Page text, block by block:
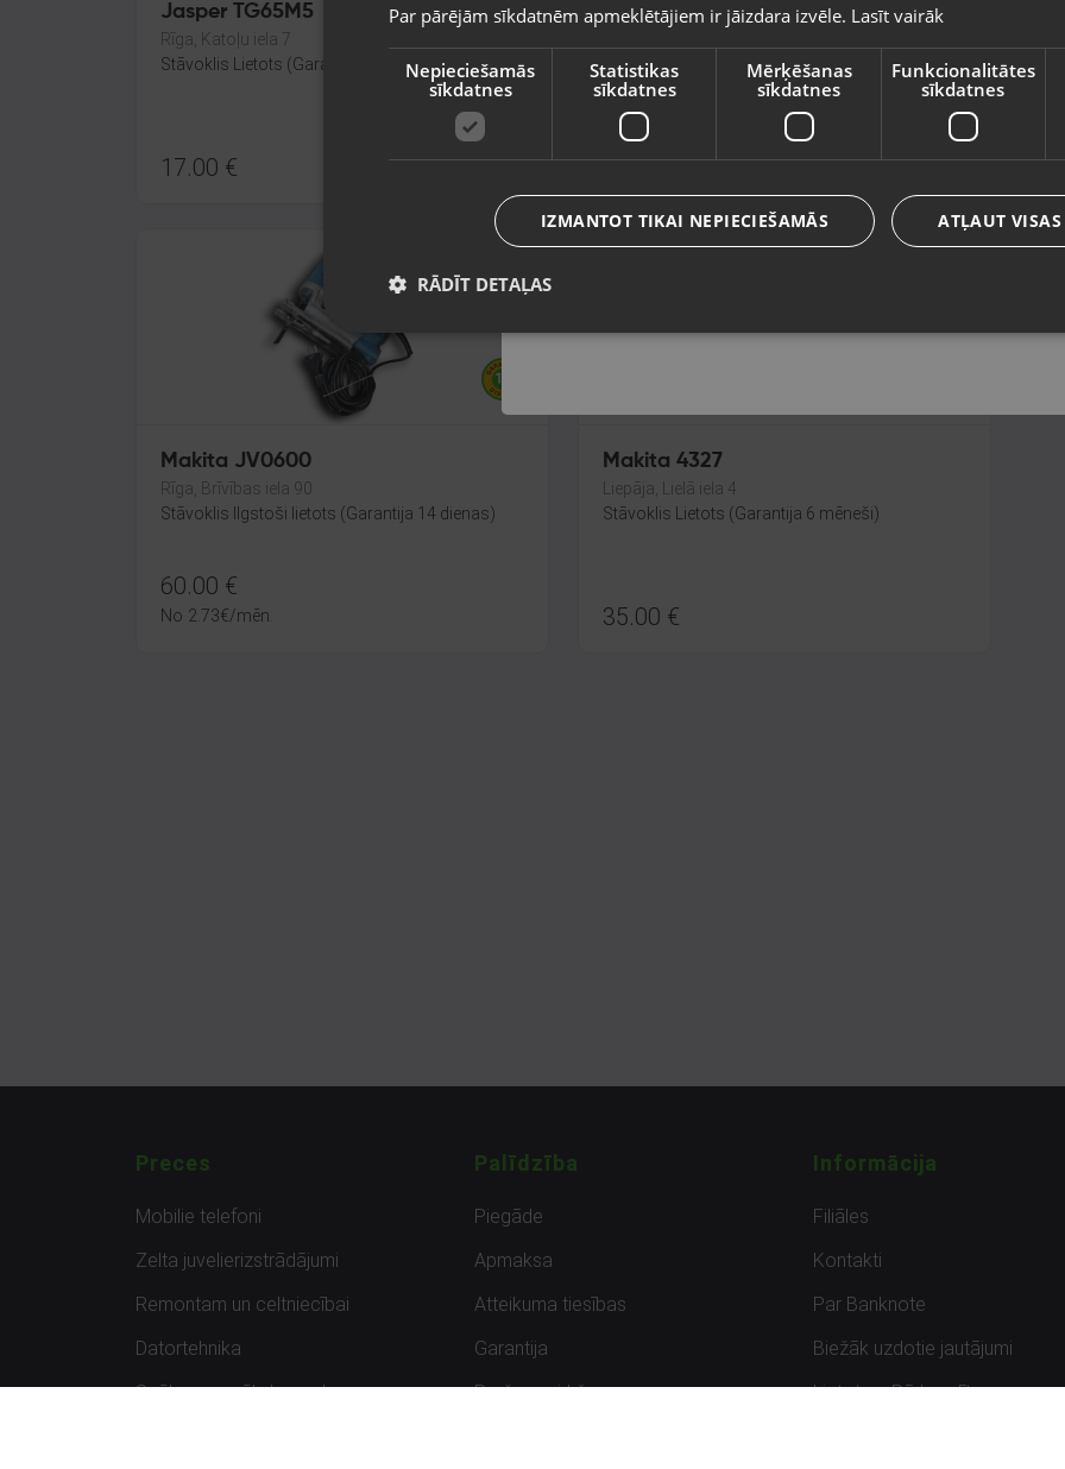
Jasper TG65M5
Rīga, Katoļu iela 7
Stāvoklis Lietots (Garantija 6 mēneši)
17.00 €
Besk BJS400
Stāvoklis Lietots (Garantija 6 mēneši)
15.00€
Makita JV0600
Rīga, Brīvības iela 90
Stāvoklis Ilgstoši lietots (Garantija 14 dienas)
60.00 €
No 2.73€/mēn.
Makita 4327
Liepāja, Lielā iela 4
Stāvoklis Lietots (Garantija 6 mēneši)
35.00 €
Preces
Mobilie telefoni
Zelta juvelierizstrādājumi
Remontam un celtniecībai
Datortehnika
Spēles un spēļu konsoles
Palīdzība
Piegāde
Apmaksa
Atteikuma tiesības
Garantija
Preču uzpirkšana
Informācija
Filiāles
Kontakti
Par Banknote
Biežāk uzdotie jautājumi
Lietots – Pārbaudīts
Valsts
Valoda
Latviešu / Latvian
Par pārējām sīkdatnēm apmeklētājiem ir jāizdara izvēle. Lasīt vairāk
Nepieciešamās
sīkdatnes
Statistikas
sīkdatnes
Mērķēšanas
sīkdatnes
Funkcionalitātes
sīkdatnes
ATĻAUT
IZMANTOT TIKAI NEPIECIEŠAMĀS
RĀDĪT DETAĻAS